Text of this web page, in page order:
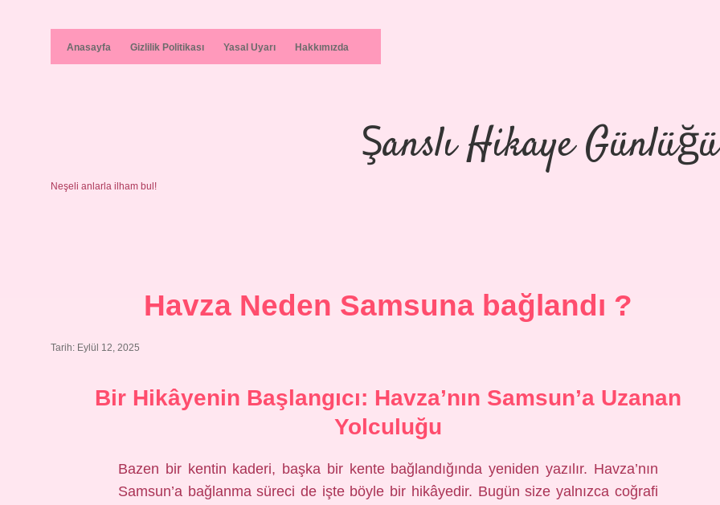
Anasayfa Gizlilik Politikası Yasal Uyarı Hakkımızda
Şanslı Hikaye Günlüğü
Neşeli anlarla ilham bul!
Havza Neden Samsuna bağlandı ?
Tarih: Eylül 12, 2025
Bir Hikâyenin Başlangıcı: Havza’nın Samsun’a Uzanan
Yolculuğu
Bazen bir kentin kaderi, başka bir kente bağlandığında yeniden yazılır. Havza’nın
Samsun’a bağlanma süreci de işte böyle bir hikâyedir. Bugün size yalnızca coğrafi